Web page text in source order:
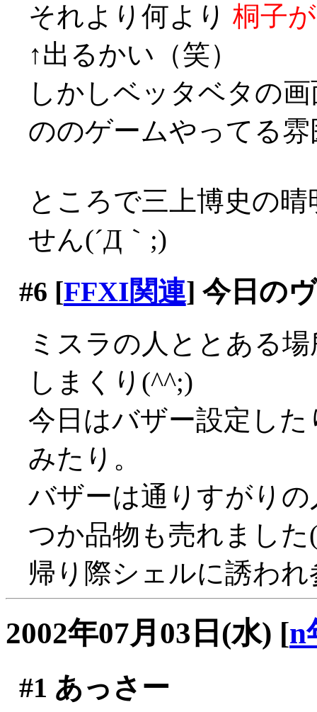
それより何より 桐子
↑出るかい（笑）
しかしベッタベタの
ののゲームやってる
ところで三上博史の
せん(´Д｀;)
#6 [FFXI関連] 今日の
ミスラの人ととある
しまくり(^^;)
今日はバザー設定し
みたり。
バザーは通りすがり
つか品物も売れまし
帰り際シェルに誘わ
2002年07月03日(水) [n
#1 あっさー